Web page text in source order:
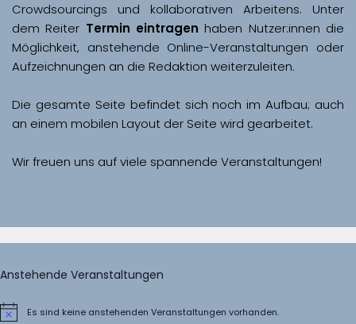
Crowdsourcings und kollaborativen Arbeitens. Unter
dem Reiter Termin eintragen haben Nutzer:innen die
Möglichkeit, anstehende Online-Veranstaltungen oder
Aufzeichnungen an die Redaktion weiterzuleiten.
Die gesamte Seite befindet sich noch im Aufbau; auch
Wir freuen uns auf viele spannende Veranstaltungen!
Anstehende Veranstaltungen
HinweisEs sind keine anstehenden Veranstaltungen vorhanden.